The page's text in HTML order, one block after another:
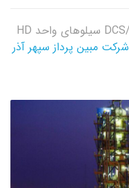
تغییرات نرم افزاری سیستم کنترل DCS/PLC سیلوهای واحد HD
شرکت مبین پرداز سپهر آذر